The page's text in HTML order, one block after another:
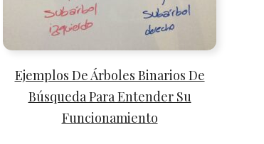
Ejemplos De Árboles Binarios De
Búsqueda Para Entender Su
Funcionamiento